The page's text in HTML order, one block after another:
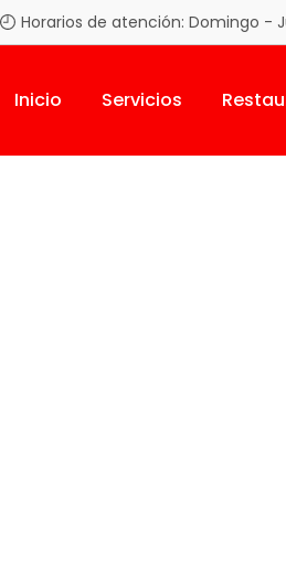
Horarios de atención: Domingo -
Inicio Servicios